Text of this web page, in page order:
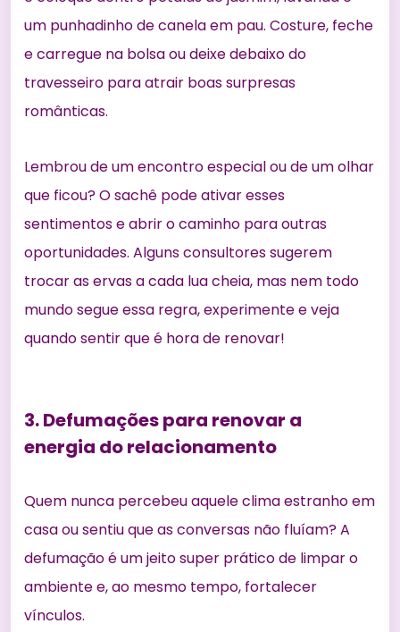
um punhadinho de canela em pau. Costure, feche
e carregue na bolsa ou deixe debaixo do
travesseiro para atrair boas surpresas
românticas.
Lembrou de um encontro especial ou de um olhar
que ficou? O sachê pode ativar esses
sentimentos e abrir o caminho para outras
oportunidades. Alguns consultores sugerem
trocar as ervas a cada lua cheia, mas nem todo
mundo segue essa regra, experimente e veja
quando sentir que é hora de renovar!
3. Defumações para renovar a
energia do relacionamento
Quem nunca percebeu aquele clima estranho em
casa ou sentiu que as conversas não fluíam? A
defumação é um jeito super prático de limpar o
ambiente e, ao mesmo tempo, fortalecer
vínculos.